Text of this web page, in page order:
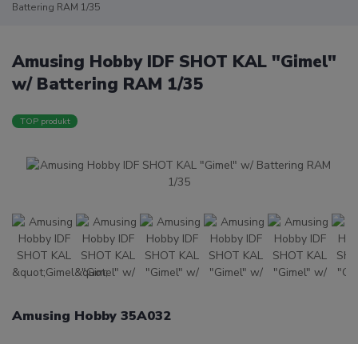
Battering RAM 1/35
Amusing Hobby IDF SHOT KAL "Gimel"
w/ Battering RAM 1/35
TOP produkt
Amusing Hobby 35A032